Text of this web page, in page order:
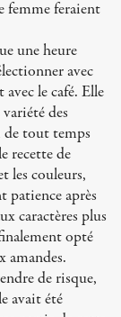
femme feraient
une heure
avec
le café. Elle
des
de tout temps
recette de
les couleurs,
patience après
caractères plus
opté
amandes.
de risque,
avait été